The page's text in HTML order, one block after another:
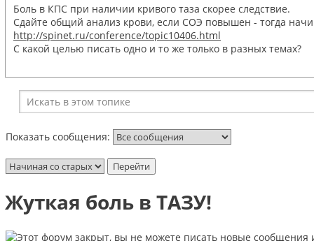
Боль в КПС при наличии кривого таза скорее следствие.
Сдайте общий анализ крови, если СОЭ повышен - тогда
http://spinet.ru/conference/topic10406.html
C какой целью писать одно и то же только в разных темах?
Показать сообщения:
Жуткая боль в ТАЗУ!